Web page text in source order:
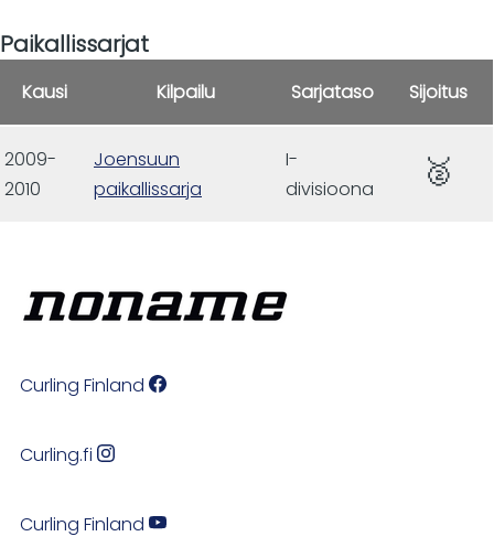
Paikallissarjat
Kausi Kilpailu Sarjataso Sijoitus
2009-
2010
Joensuun
paikallissarja
I-
divisioona
🥈
Curling Finland
Curling.fi
Curling Finland